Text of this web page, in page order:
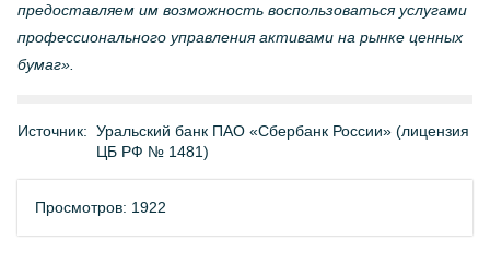
предоставляем им возможность воспользоваться услугами
профессионального управления активами на рынке ценных
бумаг».
Источник: Уральский банк ПАО «Сбербанк России» (лицензия
ЦБ РФ № 1481)
Просмотров: 1922